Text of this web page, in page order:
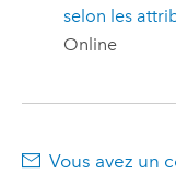
selon les
Online
Vous avez un